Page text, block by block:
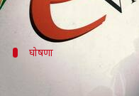
घोषणा
विदेश मंत्रालय ने